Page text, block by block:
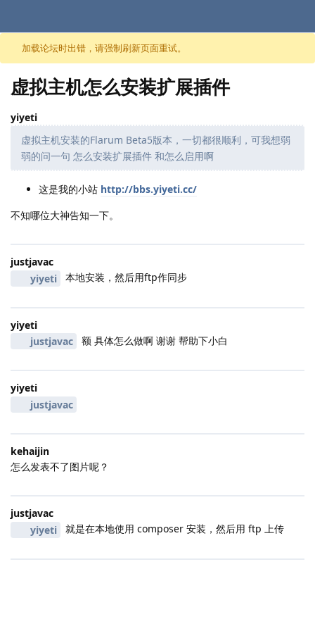
跳至内容
加载论坛时出错，请强制刷新页面重试。
虚拟主机怎么安装扩展插件
yiyeti
虚拟主机安装的Flarum Beta5版本，一切都很顺利，可我想弱
弱的问一句 怎么安装扩展插件 和怎么启用啊
这是我的小站 http://bbs.yiyeti.cc/
不知哪位大神告知一下。
justjavac
yiyeti
本地安装，然后用ftp作同步
yiyeti
justjavac
额 具体怎么做啊 谢谢 帮助下小白
yiyeti
justjavac
kehaijin
怎么发表不了图片呢？
justjavac
yiyeti
就是在本地使用 composer 安装，然后用 ftp 上传